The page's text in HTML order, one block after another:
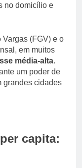
no domicílio e
(FGV) e o
em muitos
média-alta.
um poder de
grandes cidades
capita: